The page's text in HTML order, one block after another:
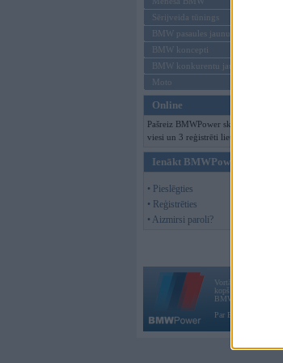
Sērijveida tūnings
BMW pasaules jaunumi
BMW koncepti
BMW konkurentu jaunumi
Moto
Online
Pašreiz BMWPower skatās 190
viesi un 3 reģistrēti lietotāji.
Ienākt BMWPower
• Pieslēgties
• Reģistrēties
• Aizmirsi paroli?
Vortāls
kopš 2002. gada 14.
BMW AG.
Par BMWPower